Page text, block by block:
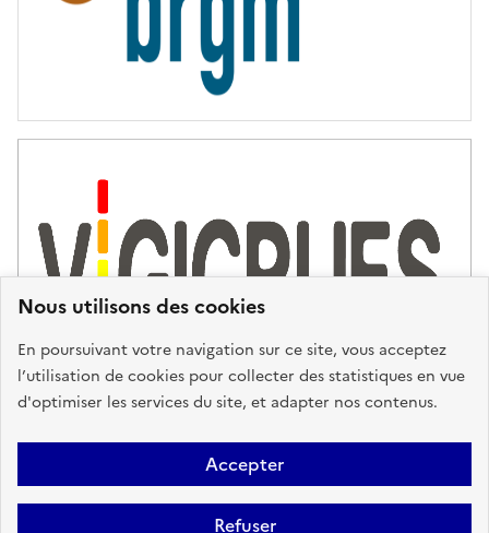
Nous utilisons des cookies
En poursuivant votre navigation sur ce site, vous acceptez
l’utilisation de cookies pour collecter des statistiques en vue
d'optimiser les services du site, et adapter nos contenus.
Accepter
Refuser
Plan du site Accessibilité : partiellement conforme
Mentions
Légales
Données personnelles Gestion des cookies
FAQ